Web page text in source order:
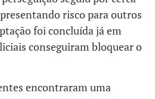
risco para outros
foi concluída já em
conseguiram bloquear o
encontraram uma